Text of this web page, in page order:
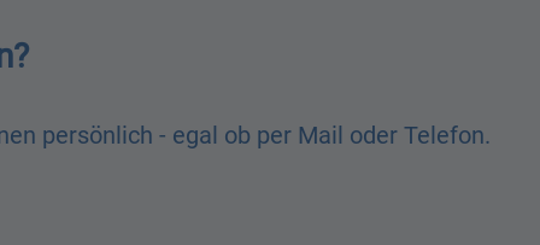
persönlich - egal ob per Mail oder Telefon.